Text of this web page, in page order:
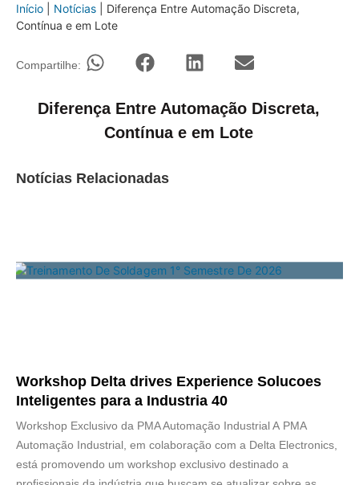
Início Notícias
Diferença Entre Automação Discreta,
Contínua e em Lote
Compartilhe:
Diferença Entre Automação Discreta,
Contínua e em Lote
Notícias Relacionadas
Workshop Delta drives Experience Solucoes
Inteligentes para a Industria 40
Workshop Exclusivo da PMA Automação Industrial A PMA
Automação Industrial, em colaboração com a Delta Electronics,
está promovendo um workshop exclusivo destinado a